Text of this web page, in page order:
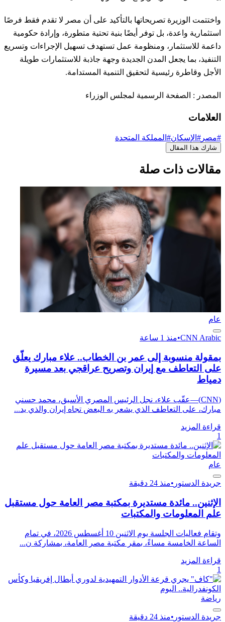
واختتمت الوزيرة تصريحاتها بالتأكيد على أن مصر لا تقدم فقط فرصًا
استثمارية واعدة، بل توفر أيضًا بنية تحتية متطورة، وإرادة حكومية
داعمة للاستثمار، ومنظومة عمل تستهدف تسهيل الإجراءات وتسريع
التنفيذ، بما يجعل المدن الجديدة وجهة جاذبة للاستثمارات طويلة
الأجل وقاطرة رئيسية لتحقيق التنمية المستدامة.
المصدر : الصفحة الرسمية لمجلس الوزراء
العلامات
#مصر #الإسكان#المملكة المتحدة
شارك هذا المقال
مقالات ذات صلة
عام
CNN Arabic
•منذ 1 ساعة
بمقولة منسوبة إلى عمر بن الخطاب.. علاء مبارك يعلّق
على التعاطف مع إيران وتصريح عراقجي بعد مسيرة
دمياط
(CNN)—عقّب علاء، نجل الرئيس المصري الأسبق، محمد حسني
مبارك، على التعاطف الذي يشعر به البعض تجاه إيران والذي يد...
قراءة المزيد
1
عام
جريدة الدستور •منذ 24 دقيقة
الإثنين.. مائدة مستديرة بمكتبة مصر العامة حول مستقبل
علم المعلومات والمكتبات
وتقام فعاليات الجلسة يوم الاثنين 10 أغسطس 2026، في تمام
الساعة الخامسة مساءً، بمقر مكتبة مصر العامة، بمشاركة ن...
قراءة المزيد
1
رياضة
جريدة الدستور •منذ 24 دقيقة